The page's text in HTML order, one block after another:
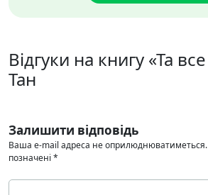
Відгуки на книгу «Та
Тан
Залишити відповідь
Ваша e-mail адреса не оприлюднюватиметься.
позначені *